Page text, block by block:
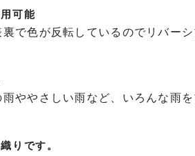
可能
で色が反転しているのでリバー
ややさしい雨など、いろんな雨
りです。